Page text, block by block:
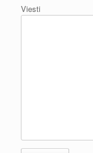
Viesti